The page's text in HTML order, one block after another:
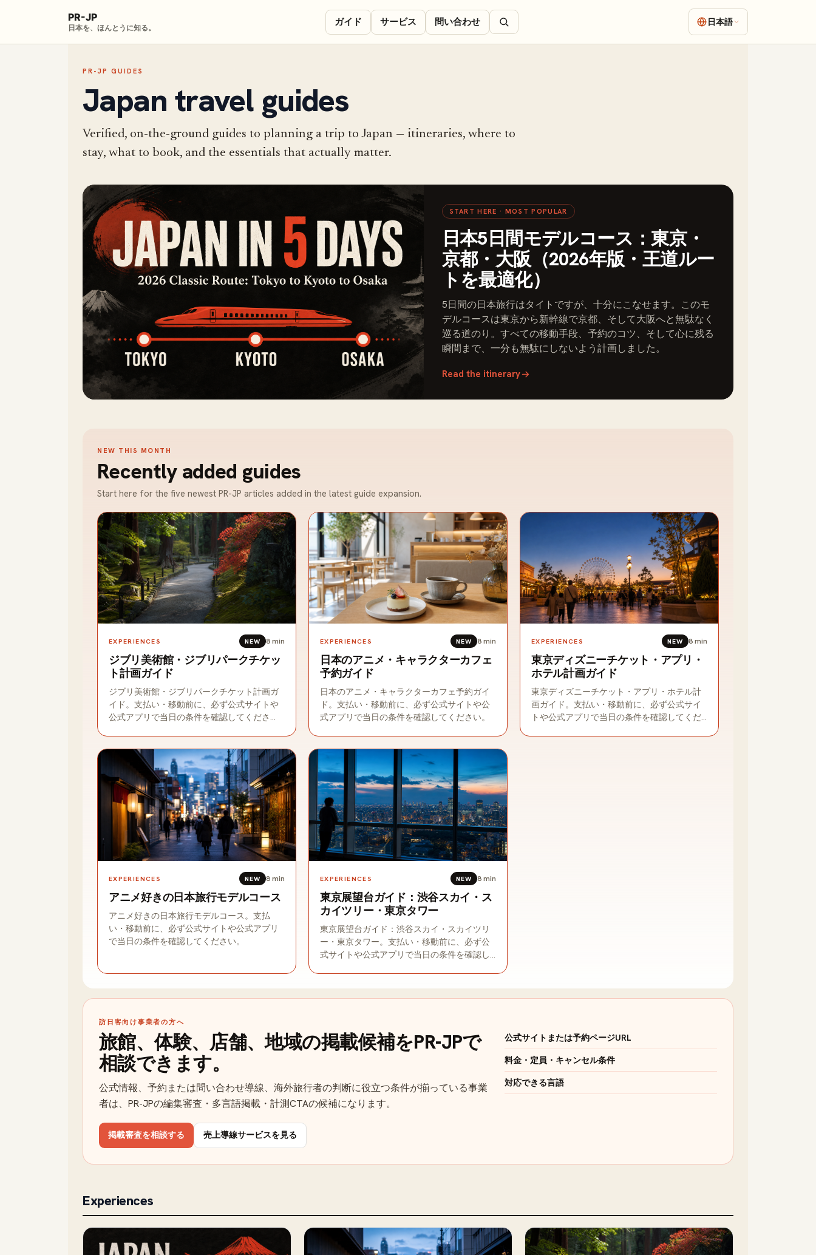
PR-JP
日本を、ほんとうに知る。
ガイド サービス 問い合わせ 日本語
PR-JP GUIDES
Japan travel guides
Verified, on-the-ground guides to planning a trip to Japan — itineraries, where to
stay, what to book, and the essentials that actually matter.
START HERE · MOST POPULAR
日本5日間モデルコース：東京・
京都・大阪（2026年版・王道ルー
トを最適化）
5日間の日本旅行はタイトですが、十分にこなせます。このモ
デルコースは東京から新幹線で京都、そして大阪へと無駄なく
巡る道のり。すべての移動手段、予約のコツ、そして心に残る
瞬間まで、一分も無駄にしないよう計画しました。
Read the itinerary
NEW THIS MONTH
Recently added guides
Start here for the five newest PR-JP articles added in the latest guide expansion.
EXPERIENCES NEW 8min
ジブリ美術館・ジブリパークチケッ
ト計画ガイド
ジブリ美術館・ジブリパークチケット計画ガ
イド。支払い・移動前に、必ず公式サイトや
公式アプリで当日の条件を確認してくださ
EXPERIENCES NEW 8min
日本のアニメ・キャラクターカフェ
予約ガイド
日本のアニメ・キャラクターカフェ予約ガイ
ド。支払い・移動前に、必ず公式サイトや公
式アプリで当日の条件を確認してください。
EXPERIENCES NEW 8min
東京ディズニーチケット・アプリ・
ホテル計画ガイド
東京ディズニーチケット・アプリ・ホテル計
画ガイド。支払い・移動前に、必ず公式サイ
トや公式アプリで当日の条件を確認してくだ
EXPERIENCES NEW 8min
アニメ好きの日本旅行モデルコース
アニメ好きの日本旅行モデルコース。支払
い・移動前に、必ず公式サイトや公式アプリ
で当日の条件を確認してください。
EXPERIENCES NEW 8min
東京展望台ガイド：渋谷スカイ・ス
カイツリー・東京タワー
東京展望台ガイド：渋谷スカイ・スカイツリ
ー・東京タワー。支払い・移動前に、必ず公
式サイトや公式アプリで当日の条件を確認し
訪日客向け事業者の方へ
旅館、体験、店舗、地域の掲載候補をPR-JPで
相談できます。
公式情報、予約または問い合わせ導線、海外旅行者の判断に役立つ条件が揃っている事業
者は、PR-JPの編集審査・多言語掲載・計測CTAの候補になります。
公式サイトまたは予約ページURL
料金・定員・キャンセル条件
対応できる言語
掲載審査を相談する 売上導線サービスを見る
Experiences